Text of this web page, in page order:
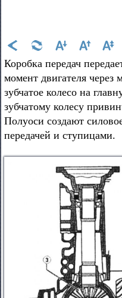
Коробка передач
момент двигателя
зубчатое колесо на
зубчатому колесу
Полуоси создают
передачей и ступицами.